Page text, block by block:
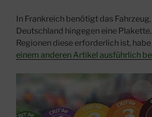
In Frankreich benötigt das
Deutschland hingegen eine
Regionen diese erforderlich ist,
einem anderen Artikel ausführlich